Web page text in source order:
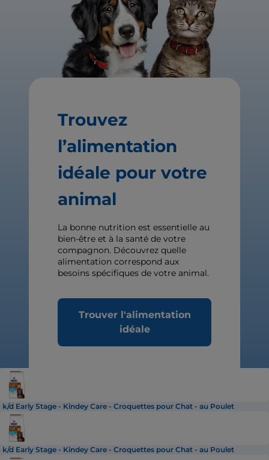
Trouvez
l’alimentation
idéale pour votre
animal
La bonne nutrition est essentielle au
bien-être et à la santé de votre
compagnon. Découvrez quelle
alimentation correspond aux
besoins spécifiques de votre animal.
Trouver l'alimentation
idéale
k/d Early Stage - Kindey Care - Croquettes pour Chat - au Poulet
k/d Early Stage - Kindey Care - Croquettes pour Chat - au Poulet